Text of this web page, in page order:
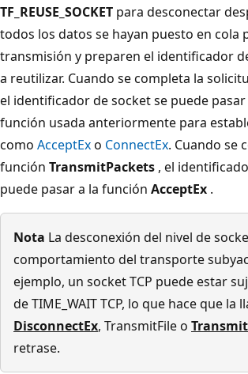
TF_REUSE_SOCKET para desconectar
todos los datos se hayan puesto en cola
transmisión y preparen el identificador
a reutilizar. Cuando se completa la
el identificador de socket se puede
función usada anteriormente para
como AcceptExo ConnectEx. Cuando se
función TransmitPackets , el
puede pasar a la función AcceptEx .
Nota La desconexión del nivel de
comportamiento del transporte
ejemplo, un socket TCP puede estar
de TIME_WAIT TCP, lo que hace que la
DisconnectEx, TransmitFile o
retrase.